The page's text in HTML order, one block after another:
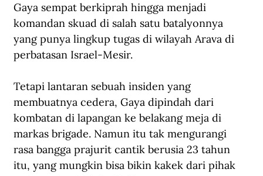
Gaya sempat berkiprah hingga menjadi
komandan skuad di salah satu batalyonnya
yang punya lingkup tugas di wilayah Arava di
perbatasan Israel-Mesir.
Tetapi lantaran sebuah insiden yang
membuatnya cedera, Gaya dipindah dari
kombatan di lapangan ke belakang meja di
markas brigade. Namun itu tak mengurangi
rasa bangga prajurit cantik berusia 23 tahun
itu, yang mungkin bisa bikin kakek dari pihak